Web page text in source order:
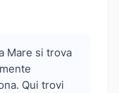
Mare si trova
Qui trovi